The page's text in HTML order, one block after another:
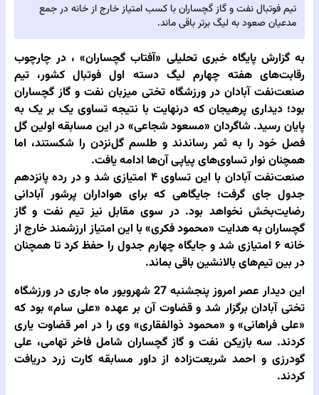
تیم فوتبال نفت و گاز گچساران با کسب امتیاز خارج از خانه در جمع
مدعیان صعود به لیگ برتر باقی ماند.
به گزارش پایگاه خبری تحلیلی‌ «آفتاب گچساران» ، در چارچوب
رقابت‌های هفته چهارم لیگ دسته اول فوتبال کشور، تیم
صنعت‌نفت آبادان در ورزشگاه تختی میزبان نفت و گاز گچساران
بود؛ دیداری پرهیجان که درنهایت با نتیجه تساوی یک بر یک به
پایان رسید. شاگردان «مسعود شجاعی» در این مسابقه اولین گل
فصل خود را به ثمر رساندند و طلسم گل‌نزدن را شکستند، اما
همچنان نوار تساوی‌های پیاپی آن‌ها ادامه یافت.
صنعت‌نفت آبادان با این تساوی ۴ امتیازی شد و در رده پانزدهم
جدول جای گرفت؛ جایگاهی که برای هواداران پرشور آبادانی
رضایت‌بخش نخواهد بود. در سوی مقابل نیز تیم نفت و گاز
گچساران به هدایت «محمود فکری» با این امتیاز ارزشمند خارج از
خانه ۶ امتیازی شد و جایگاه چهارم جدول را حفظ کرد تا همچنان
در بین تیم‌های بالانشین باقی بماند.
این دیدار عصر امروز پنجشنبه 27 شهرویور ماه جاری در ورزشگاه
تختی آبادان برگزار شد و قضاوت آن بر عهده «علی سام» بود که
«علی فراهانی» و «محمود ذوالفقاری» وی را در امر قضاوت یاری
کردند. سه بازیکن نفت و گاز گچساران شامل فاخر تهامی، علی
گودرزی و احمد شریعت‌زاده از داور مسابقه کارت زرد دریافت
کردند.